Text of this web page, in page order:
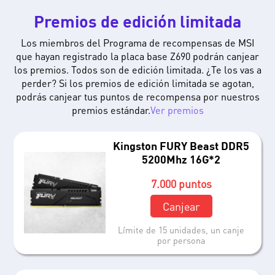
Premios de edición limitada
Los miembros del Programa de recompensas de MSI
que hayan registrado la placa base Z690 podrán canjear
los premios. Todos son de edición limitada. ¿Te los vas a
perder? Si los premios de edición limitada se agotan,
podrás canjear tus puntos de recompensa por nuestros
premios estándar.Ver premios
Kingston FURY Beast DDR5
5200Mhz 16G*2
7.000 puntos
Canjear
Límite de 15 unidades, un canje
por persona